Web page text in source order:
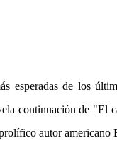
esperadas de los
continuación de "El
autor americano